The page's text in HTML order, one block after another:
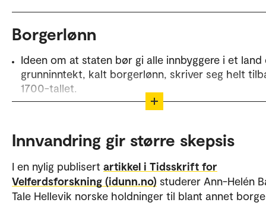
Borgerlønn
Ideen om at staten bør gi alle innbyggere i et land
grunninntekt, kalt borgerlønn, skriver seg helt
1700-tallet.
En rendyrket borgerlønn skal være tilstrekkelig til
for motytelse i form av arbeid og aktivitet.
borgerlønn i ulike land, men foreløpig har ingen
europeiske land innført en slik stønad.
Innvandring gir større skepsis
I en nylig publisert artikkel i Tidsskrift for
Velferdsforskning (idunn.no) studerer Ann-Helén
Tale Hellevik norske holdninger til blant annet